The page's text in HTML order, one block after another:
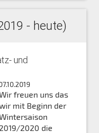
- heute)
und
freuen uns das
mit Beginn der
2019/2020 die